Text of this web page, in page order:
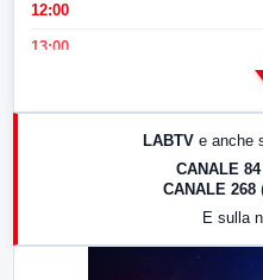
12:00
13:00
LABTV e anche
CANALE 84
CANALE 268
E sulla